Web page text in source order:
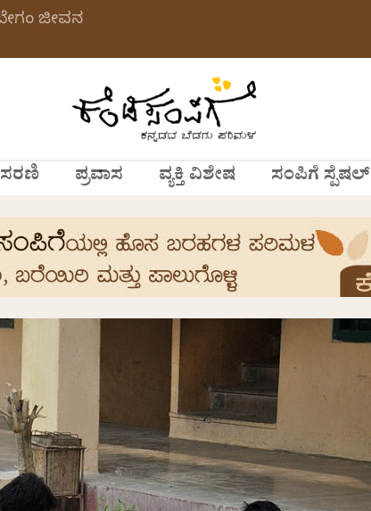
ಜೀವನ
ಸರಣಿ ಪ್ರವಾಸ ವ್ಯಕ್ತಿ ವಿಶೇಷ ಸಂಪಿಗೆ ಸ್ಪೆಷಲ್